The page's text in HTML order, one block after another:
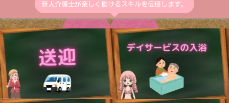
新人介護士が楽しく働けるスキルを伝授します。